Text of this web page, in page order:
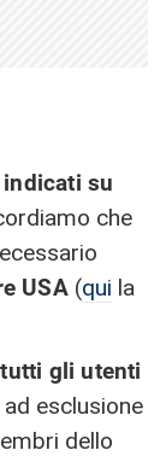
indicati su
che
USA(qui la
gli utenti
esclusione
dello